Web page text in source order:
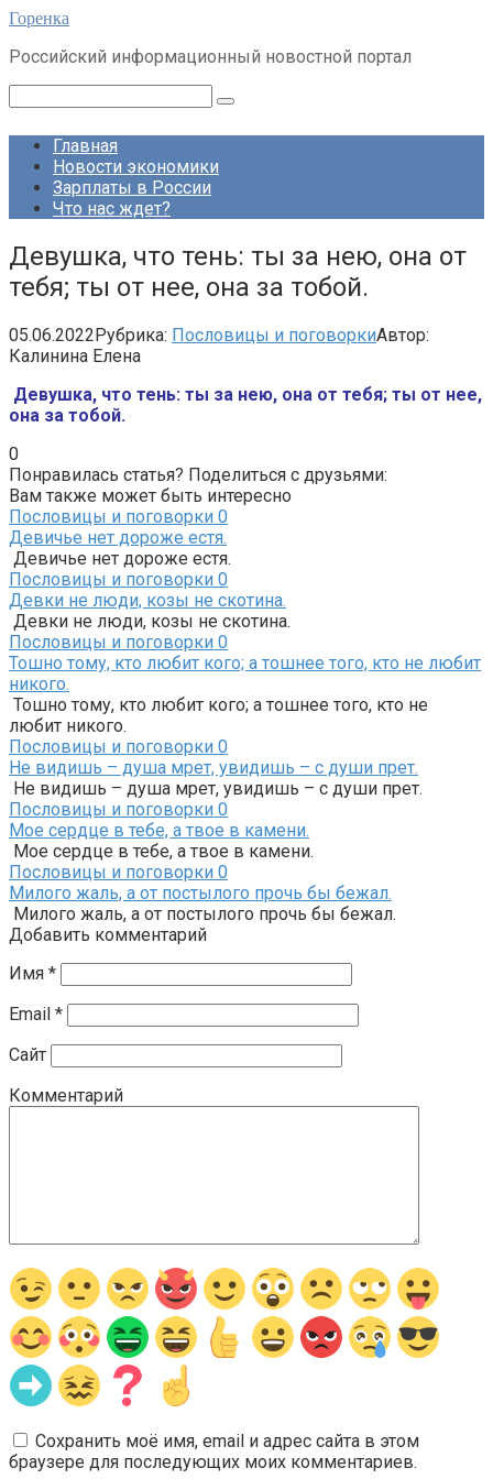
Перейти
контенту
Горенка
Российский информационный новостной портал
Главная
Новости экономики
Зарплаты в России
Что нас ждет?
Девушка, что тень: ты за нею, она от
тебя; ты от нее, она за тобой.
05.06.2022Рубрика: Пословицы и поговоркиАвтор:
Калинина Елена
Девушка, что тень: ты за нею, она от тебя; ты от нее,
она за тобой.
0
Понравилась статья? Поделиться с друзьями:
Вам также может быть интересно
Пословицы и поговорки 0
Девичье нет дороже естя.
Девичье нет дороже естя.
Пословицы и поговорки 0
Девки не люди, козы не скотина.
Девки не люди, козы не скотина.
Пословицы и поговорки 0
Тошно тому, кто любит кого; а тошнее того, кто не любит
никого.
Тошно тому, кто любит кого; а тошнее того, кто не
любит никого.
Пословицы и поговорки 0
Не видишь – душа мрет, увидишь – с души прет.
Не видишь – душа мрет, увидишь – с души прет.
Пословицы и поговорки 0
Мое сердце в тебе, а твое в камени.
Мое сердце в тебе, а твое в камени.
Пословицы и поговорки 0
Милого жаль, а от постылого прочь бы бежал.
Милого жаль, а от постылого прочь бы бежал.
Добавить комментарий
Имя *
Email *
Сайт
Комментарий
Сохранить моё имя, email и адрес сайта в этом
браузере для последующих моих комментариев.